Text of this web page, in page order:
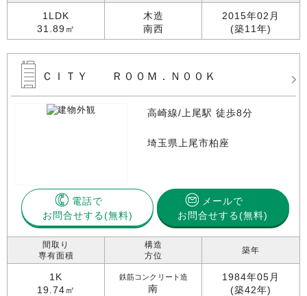
1LDK
31.89㎡
木造
南西
2015年02月
(築11年)
ＣＩＴＹ Ｒ００Ｍ．Ｎ００Ｋ
高崎線/上尾駅 徒歩8分
埼玉県上尾市柏座
電話で
お問合せする
メールで
お問合せする(無料)
間取り
専有面積
1K
19.74㎡
構造
方位
鉄筋コンクリート造
南
築年
1984年05月
(築42年)